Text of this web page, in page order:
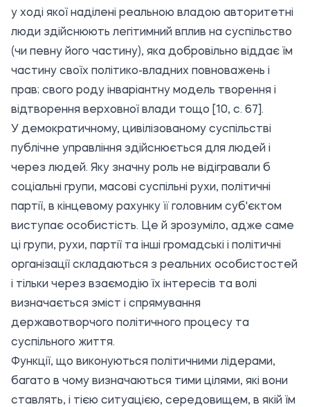
у ході якої наділені реальною владою авторитетні
люди здійснюють легітимний вплив на суспільство
(чи певну його частину), яка добровільно віддає їм
частину своїх політико-владних повноважень і
прав; свого роду інваріантну модель творення і
відтворення верховної влади тощо [10, с. 67].
У демократичному, цивілізованому суспільстві
публічне управління здійснюється для людей і
через людей. Яку значну роль не відігравали б
соціальні групи, масові суспільні рухи, політичні
партії, в кінцевому рахунку її головним суб'єктом
виступає особистість. Це й зрозуміло, адже саме
ці групи, рухи, партії та інші громадські і політичні
організації складаються з реальних особистостей
і тільки через взаємодію їх інтересів та волі
визначається зміст і спрямування
державотворчого політичного процесу та
суспільного життя.
Функції, що виконуються політичними лідерами,
багато в чому визначаються тими цілями, які вони
ставлять, і тією ситуацією, середовищем, в якій їм